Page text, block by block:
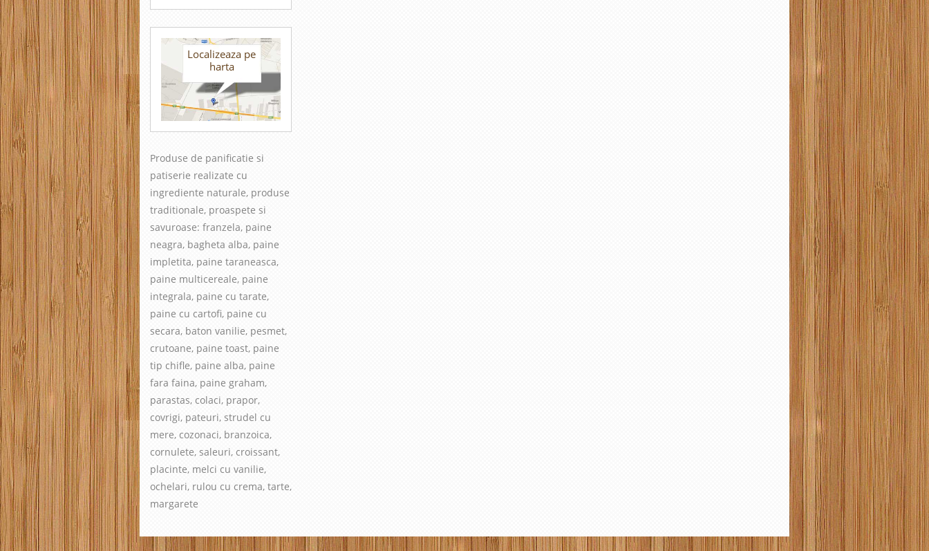
Localizeaza pe
harta
Produse de panificatie si
patiserie realizate cu
ingrediente naturale, produse
traditionale, proaspete si
savuroase: franzela, paine
neagra, bagheta alba, paine
impletita, paine taraneasca,
paine multicereale, paine
integrala, paine cu tarate,
paine cu cartofi, paine cu
secara, baton vanilie, pesmet,
crutoane, paine toast, paine
tip chifle, paine alba, paine
fara faina, paine graham,
parastas, colaci, prapor,
covrigi, pateuri, strudel cu
mere, cozonaci, branzoica,
cornulete, saleuri, croissant,
placinte, melci cu vanilie,
ochelari, rulou cu crema, tarte,
margarete